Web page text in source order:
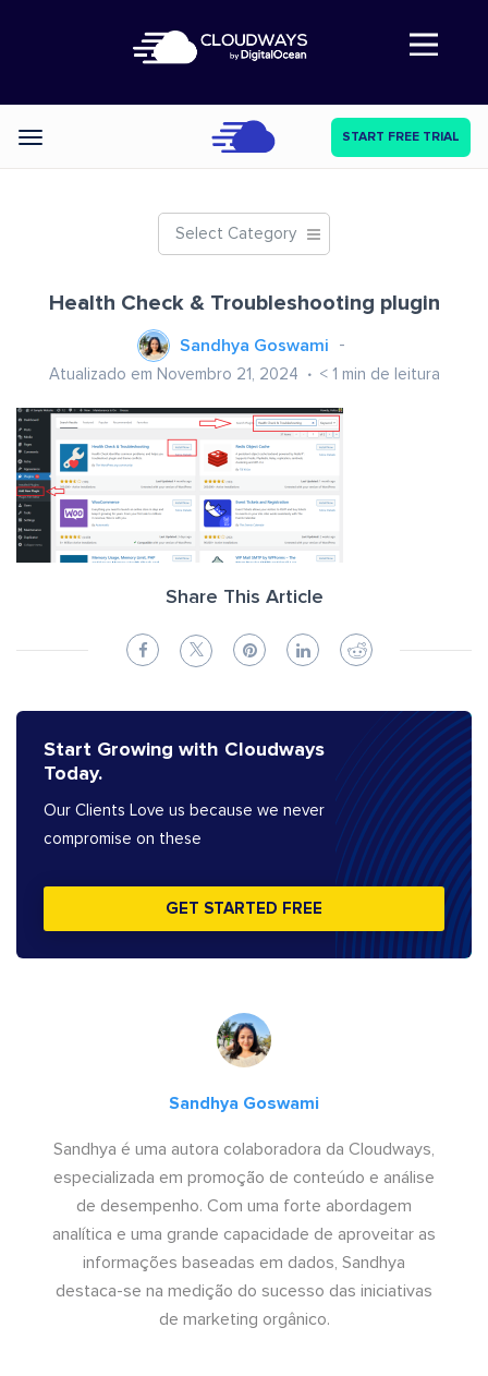
Abre a navegação
Categories START FREE TRIAL
Select Category
Health Check & Troubleshooting plugin
Sandhya Goswami
Atualizado em Novembro 21, 2024 < 1 min de leitura
Share This Article
Start Growing with Cloudways
Today.
Our Clients Love us because we never
compromise on these
GET STARTED FREE
Sandhya Goswami
Sandhya é uma autora colaboradora da Cloudways,
especializada em promoção de conteúdo e análise
de desempenho. Com uma forte abordagem
analítica e uma grande capacidade de aproveitar as
informações baseadas em dados, Sandhya
destaca-se na medição do sucesso das iniciativas
de marketing orgânico.